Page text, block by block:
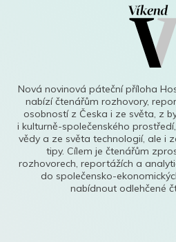
Nová novinová páteční příloha
nabízí čtenářům rozhovory,
osobností z Česka i ze světa, z
i kulturně-společenského
vědy a ze světa technologií, ale i
tipy. Cílem je čtenářům
rozhovorech, reportážích a
do společensko-
nabídnout odlehčené